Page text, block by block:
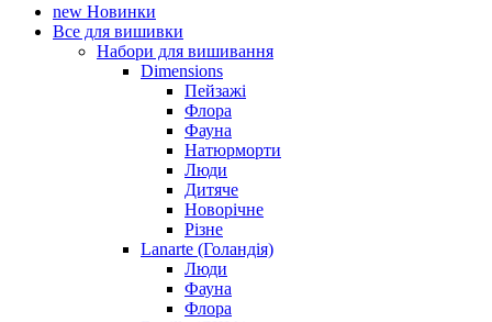
new Новинки
Все для вишивки
Набори для вишивання
Dimensions
Пейзажі
Флора
Фауна
Натюрморти
Люди
Дитяче
Новорічне
Різне
Lanarte (Голандія)
Люди
Фауна
Флора